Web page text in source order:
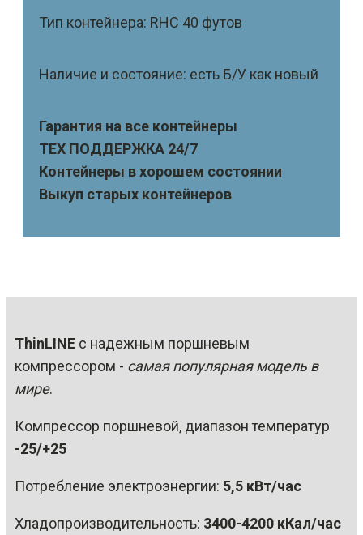
Тип контейнера: RHC 40 футов
Наличие и состояние: есть Б/У как новый
Гарантия на все контейнеры
ТЕХ ПОДДЕРЖКА 24/7
Контейнеры в хорошем состоянии
Выкуп старых контейнеров
ThinLINE с надежным поршневым
компрессором - самая популярная модель в
мире.
Компрессор поршневой, диапазон температур
-25/+25
Потребление электроэнергии: 5,5 кВт/час
Хладопроизводительность: 3400-4200 кКал/час